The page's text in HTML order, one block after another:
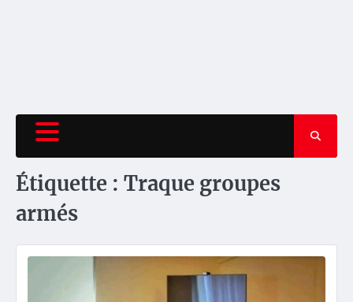
Étiquette : Traque groupes
armés